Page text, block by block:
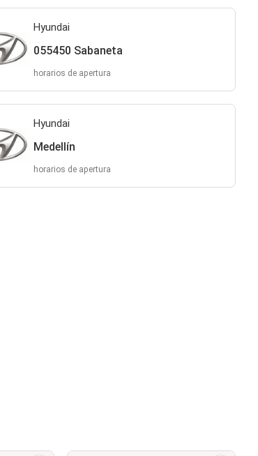
Hyundai
055450 Sabaneta
horarios de apertura
Hyundai
Medellín
horarios de apertura